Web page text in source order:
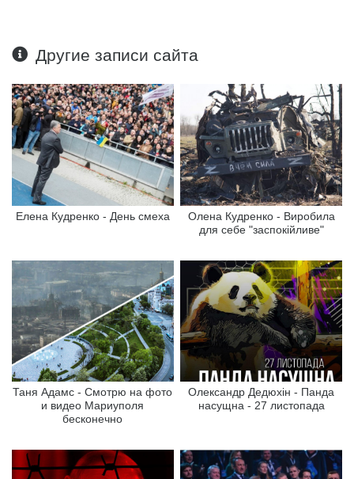
Другие записи сайта
Елена Кудренко - День смеха
Олена Кудренко - Виробила
для себе "заспокійливе"
Таня Адамс - Смотрю на фото
и видео Мариуполя
бесконечно
Олександр Дедюхін - Панда
насущна - 27 листопада